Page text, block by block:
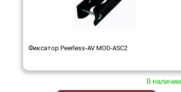
Фиксатор Peerless-AV MOD-ASC2
В наличии